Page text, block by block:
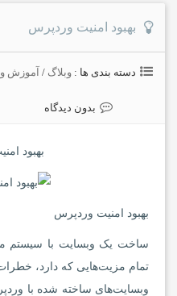
بهبود امنیت وردپرس
دسته بندی ها : وبلاگ / آموزش
بدون دیدگاه
بهبود
بهبود امنیت وردپرس
ساخت یک وبسایت با سیستم
تمام مزیت‌هایی که دارد،
وبسایت‌های ساخته شده با